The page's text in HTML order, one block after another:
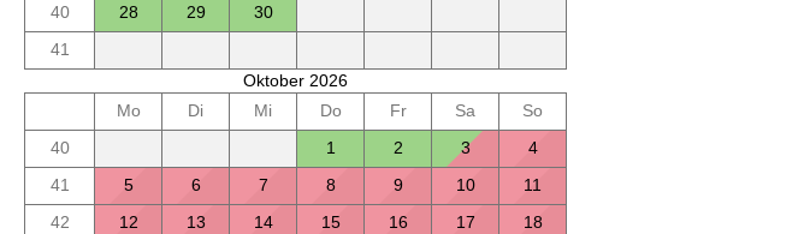
40
28 29
30
41
Oktober 2026
Mo
Di Mi Do Fr Sa
So
40
1 2 3
4
41
5 6 7 8 9 10
11
42
12 13 14 15 16 17
18